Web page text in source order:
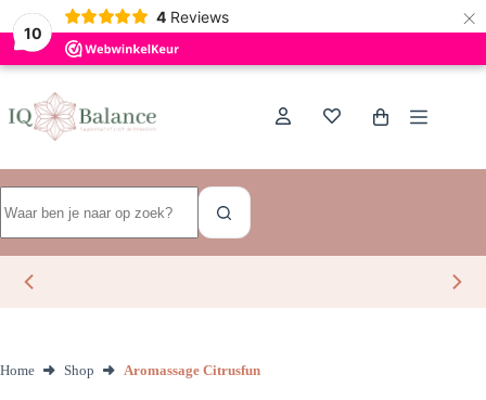
10
4 Reviews ×
Ga
de
inhoud
Winkelwagen
resultaten
Home Shop Aromassage Citrusfun